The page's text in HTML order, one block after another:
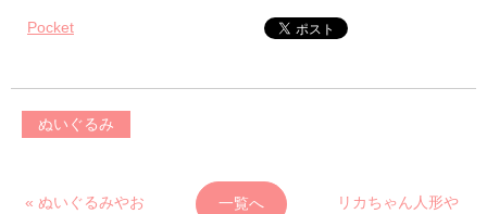
Pocket
ぬいぐるみ
« ぬいぐるみやお
一覧へ
リカちゃん人形や